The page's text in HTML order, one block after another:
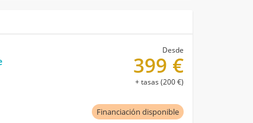
Financiación disponible
Desde
399 €
+ tasas (200 €)